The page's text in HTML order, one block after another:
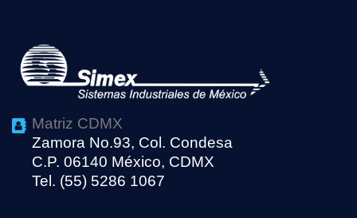
Matriz CDMX
Zamora No.93, Col. Condesa
C.P. 06140 México, CDMX
Tel. (55) 5286 1067